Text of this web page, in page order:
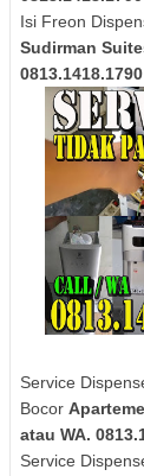
Isi Freon
Sudirman
Service
Bocor
atau WA.
Service